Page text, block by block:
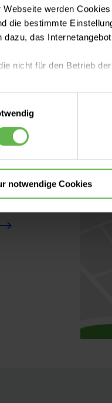
Webseite werden
die bestimmte
dazu, das
nicht für den Betrieb
frei, unsere Seite
Cookies zu
Ihre
notwendige Cookies